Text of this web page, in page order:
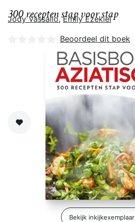
300 recepten stap voor stap
Jody Vassallo,Emily Ezekiel
Nog geen beoordelingen
Beoordeel dit boek
Zet op verlanglijst
Bekijk inkijkexemplaar